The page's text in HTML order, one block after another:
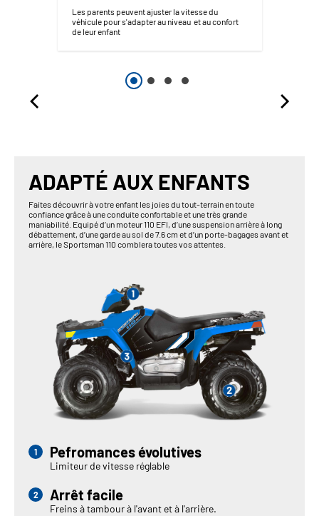
Les parents peuvent ajuster la vitesse du
véhicule pour s'adapter au niveau et au confort
de leur enfant
ADAPTÉ AUX ENFANTS
Faites découvrir à votre enfant les joies du tout-terrain en toute
confiance grâce à une conduite confortable et une très grande
maniabilité. Equipé d’un moteur 110 EFI, d’une suspension arrière à long
débattement, d’une garde au sol de 7.6 cm et d’un porte-bagages avant et
arrière, le Sportsman 110 comblera toutes vos attentes.
Pefromances évolutives
Limiteur de vitesse réglable
Arrêt facile
Freins à tambour à l'avant et à l'arrière.